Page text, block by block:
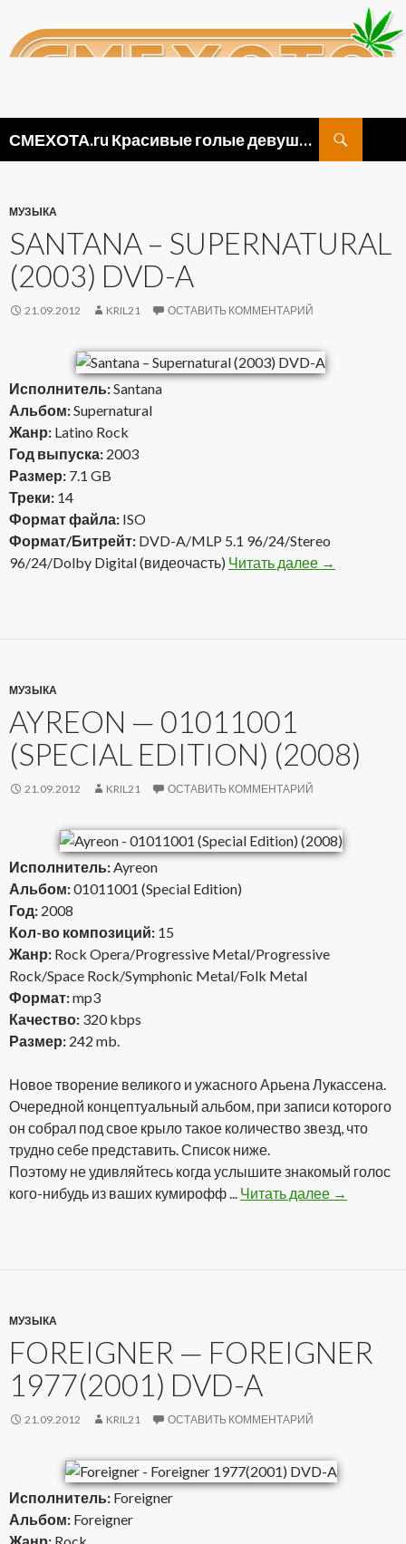
СМЕХОТА.ru Красивые голые девушки, прикольные картинки ню и видео приколы
МУЗЫКА
SANTANA – SUPERNATURAL
(2003) DVD-A
21.09.2012 KRIL21 ОСТАВИТЬ КОММЕНТАРИЙ
Исполнитель:Santana
Альбом:Supernatural
Жанр: Latino Rock
Год выпуска: 2003
Размер: 7.1 GB
Треки: 14
Формат файла: ISO
Формат/Битрейт: DVD-A/MLP 5.1 96/24/Stereo
96/24/Dolby Digital (видеочасть) Читать далее Santana –
→
МУЗЫКА
AYREON — 01011001
(SPECIAL EDITION) (2008)
21.09.2012 KRIL21 ОСТАВИТЬ КОММЕНТАРИЙ
Исполнитель:Ayreon
Альбом:01011001 (Special Edition)
Год: 2008
Кол-во композиций: 15
Жанр: Rock Opera/Progressive Metal/Progressive
Rock/Space Rock/Symphonic Metal/Folk Metal
Формат:mp3
Качество: 320 kbps
Размер: 242 mb.
Новое творение великого и ужасного Арьена Лукассена.
Очередной концептуальный альбом, при записи которого
он собрал под свое крыло такое количество звезд, что
трудно себе представить. Список ниже.
Поэтому не удивляйтесь когда услышите знакомый голос
кого-нибудь из ваших кумирофф ... Читать далее Ayreon —
→
МУЗЫКА
FOREIGNER — FOREIGNER
1977(2001) DVD-A
21.09.2012 KRIL21 ОСТАВИТЬ КОММЕНТАРИЙ
Исполнитель: Foreigner
Альбом: Foreigner